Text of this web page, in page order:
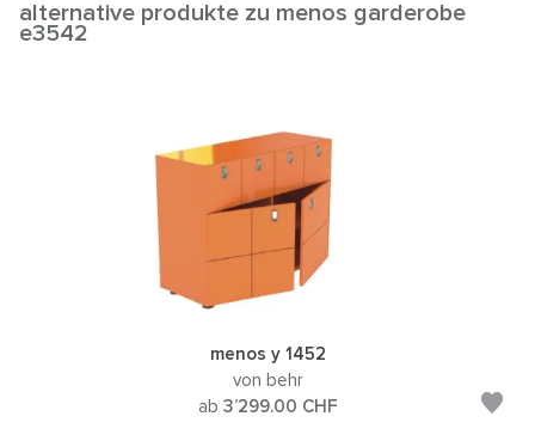
alternative produkte zu menos garderobe
e3542
menos y 1452
von behr
ab 3’299.00 CHF